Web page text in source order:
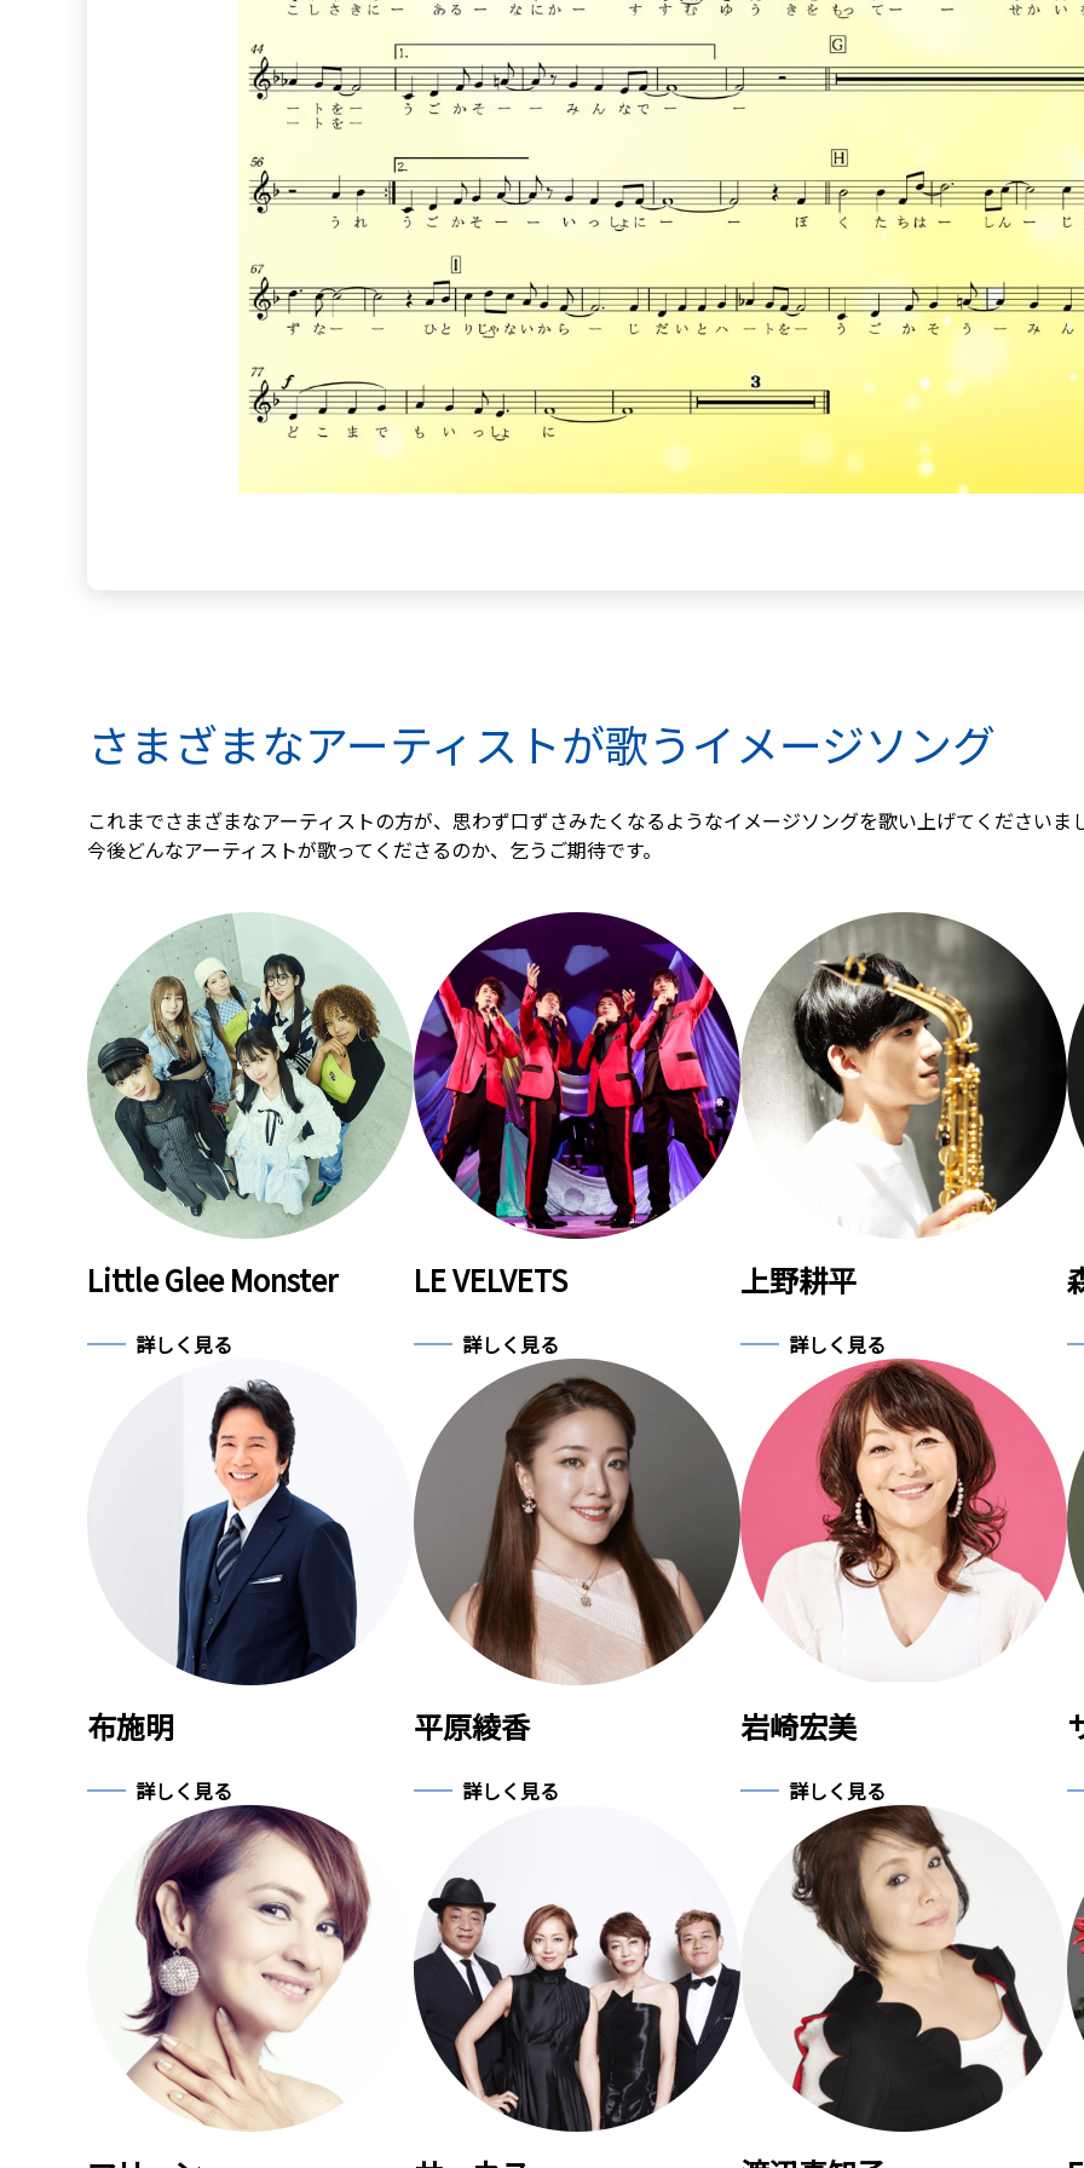
さまざまなアーティストが歌うイメージソング
これまでさまざまなアーティストの方が、思わず口ずさみたくなるようなイメージソングを歌い上げてくださいま
今後どんなアーティストが歌ってくださるのか、乞うご期待です。
Little Glee Monster
詳しく見る
LE VELVETS
詳しく見る
上野耕平
詳しく見る
布施明
詳しく見る
平原綾香
詳しく見る
岩崎宏美
詳しく見る